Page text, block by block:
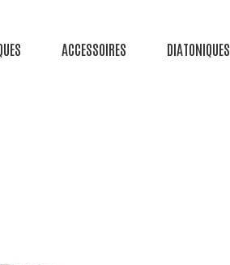
ACCESSOIRES DIATONIQUES